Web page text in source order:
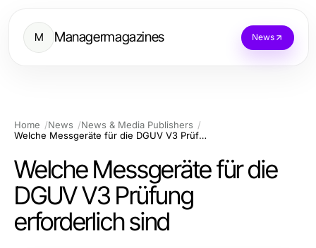
M Managermagazines News
Home News
News & Media Publishers
Welche Messgeräte für die DGUV V3 Prüfung erforderlich sind
Welche Messgeräte für die
DGUV V3 Prüfung
erforderlich sind